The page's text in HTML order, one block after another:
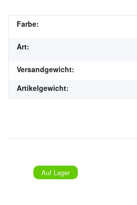
Farbe:
Art:
Versandgewicht:
Artikelgewicht:
Auf Lager